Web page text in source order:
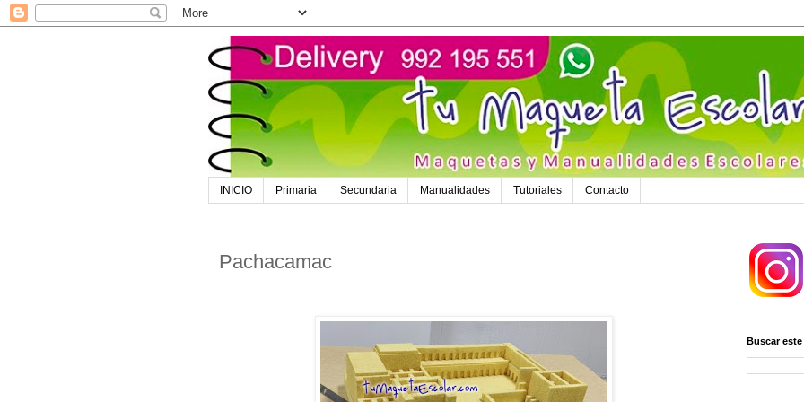
INICIO Primaria Secundaria Manualidades Tutoriales Contacto
Pachacamac
Buscar